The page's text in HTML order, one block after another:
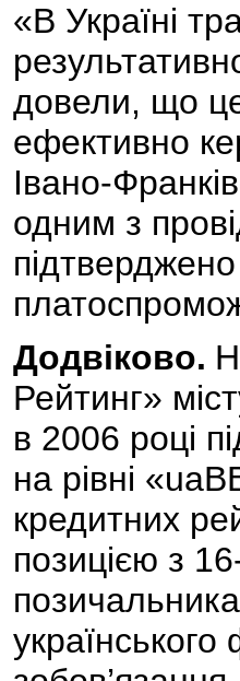
«В Україні
довели, що
ефективно
Івано-
одним з
Додвіково.
Рейтинг»
в 2006 році
на рівні
кредитних
позицією з